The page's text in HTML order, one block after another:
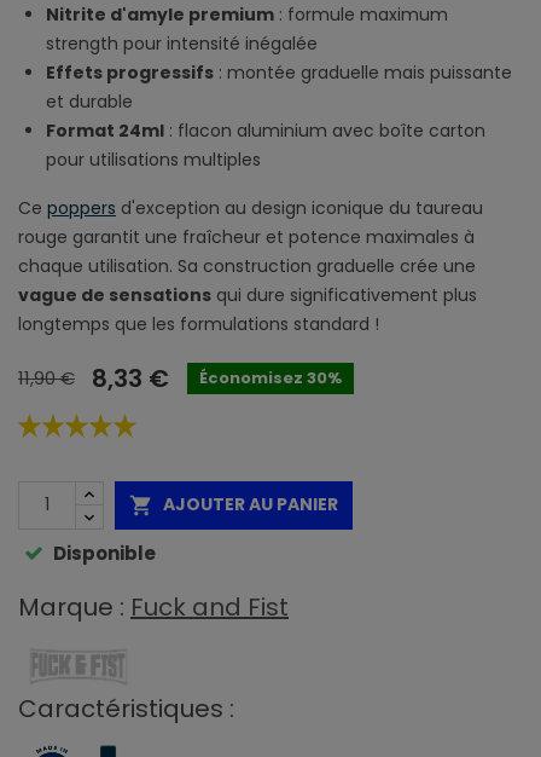
Nitrite d'amyle premium: formule maximum
strength pour intensité inégalée
Effets progressifs: montée graduelle mais puissante
et durable
Format 24ml: flacon aluminium avec boîte carton
pour utilisations multiples
Ce poppers d'exception au design iconique du taureau
rouge garantit une fraîcheur et potence maximales à
chaque utilisation. Sa construction graduelle crée une
vague de sensations qui dure significativement plus
longtemps que les formulations standard !
11,90 € 8,33 € Économisez 30%
 AJOUTER AU PANIER
Disponible
Marque : Fuck and Fist
Caractéristiques :